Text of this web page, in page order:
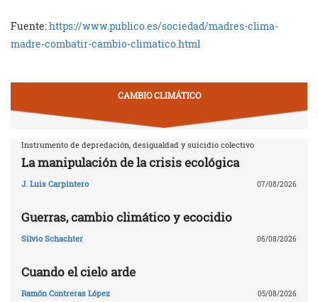
Fuente:https://www.publico.es/sociedad/madres-clima-
madre-combatir-cambio-climatico.html
CAMBIO CLIMÁTICO
Instrumento de depredación, desigualdad y suicidio colectivo
La manipulación de la crisis ecológica
J. Luis Carpintero 07/08/2026
Guerras, cambio climático y ecocidio
Silvio Schachter 06/08/2026
Cuando el cielo arde
Ramón Contreras López 05/08/2026